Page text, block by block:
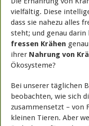
vielfältig. Diese
dass sie nahezu alles
steht; und genau
fressen Krähen
ihrer Nahrung von
Ökosysteme?
Bei unserer täglichen
beobachten, wie sich
zusammensetzt – von
kleinen Tieren. Aber